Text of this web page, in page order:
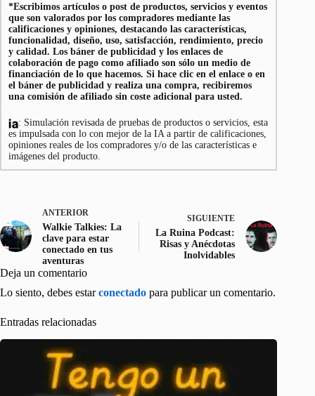
*Escribimos artículos o post de productos, servicios y eventos
que son valorados por los compradores mediante las
calificaciones y opiniones, destacando las características,
funcionalidad, diseño, uso, satisfacción, rendimiento, precio
y calidad. Los báner de publicidad y los enlaces de
colaboración de pago como afiliado son sólo un medio de
financiación de lo que hacemos. Si hace clic en el enlace o en
el báner de publicidad y realiza una compra, recibiremos
una comisión de afiliado sin coste adicional para usted.
: Simulación revisada de pruebas de productos o servicios, esta
es impulsada con lo con mejor de la IA a partir de calificaciones,
opiniones reales de los compradores y/o de las características e
imágenes del producto.
ANTERIOR
Walkie Talkies: La
clave para estar
conectado en tus
aventuras
SIGUIENTE
La Ruina Podcast:
Risas y Anécdotas
Inolvidables
Deja un comentario
Lo siento, debes estarconectado para publicar un comentario.
Entradas relacionadas